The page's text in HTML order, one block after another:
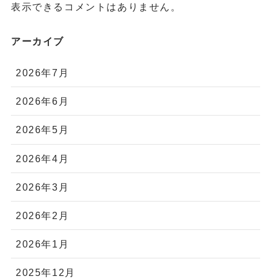
表示できるコメントはありません。
アーカイブ
2026年7月
2026年6月
2026年5月
2026年4月
2026年3月
2026年2月
2026年1月
2025年12月